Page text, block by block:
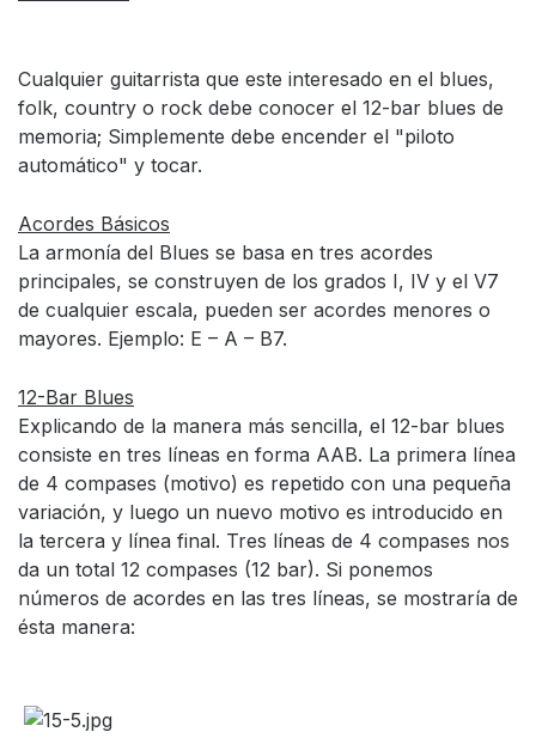
Cualquier guitarrista que este interesado en el blues,
folk, country o rock debe conocer el 12-bar blues de
memoria; Simplemente debe encender el "piloto
automático" y tocar.
Acordes Básicos
La armonía del Blues se basa en tres acordes
principales, se construyen de los grados I, IV y el V7
de cualquier escala, pueden ser acordes menores o
mayores. Ejemplo: E – A – B7.
12-Bar Blues
Explicando de la manera más sencilla, el 12-bar blues
consiste en tres líneas en forma AAB. La primera línea
de 4 compases (motivo) es repetido con una pequeña
variación, y luego un nuevo motivo es introducido en
la tercera y línea final. Tres líneas de 4 compases nos
da un total 12 compases (12 bar). Si ponemos
números de acordes en las tres líneas, se mostraría de
ésta manera: